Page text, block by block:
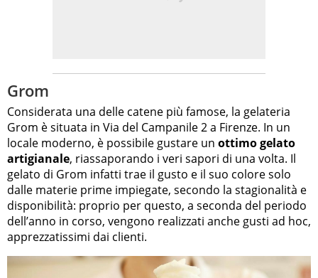
Grom
Considerata una delle catene più famose, la gelateria
Grom è situata in Via del Campanile 2 a Firenze. In un
locale moderno, è possibile gustare un ottimo gelato
artigianale, riassaporando i veri sapori di una volta. Il
gelato di Grom infatti trae il gusto e il suo colore solo
dalle materie prime impiegate, secondo la stagionalità e
disponibilità: proprio per questo, a seconda del periodo
dell’anno in corso, vengono realizzati anche gusti ad hoc,
apprezzatissimi dai clienti.